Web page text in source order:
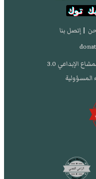
توك
| إتصل بنا
الإبداعي 3.0
المسؤولية